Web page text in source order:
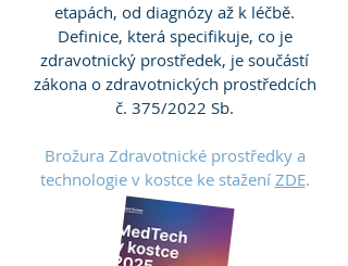
etapách, od diagnózy až k léčbě.
Definice, která specifikuje, co je
zdravotnický prostředek, je součástí
zákona o zdravotnických prostředcích
č. 375/2022 Sb.
Brožura Zdravotnické prostředky a
technologie v kostce ke stažení ZDE.